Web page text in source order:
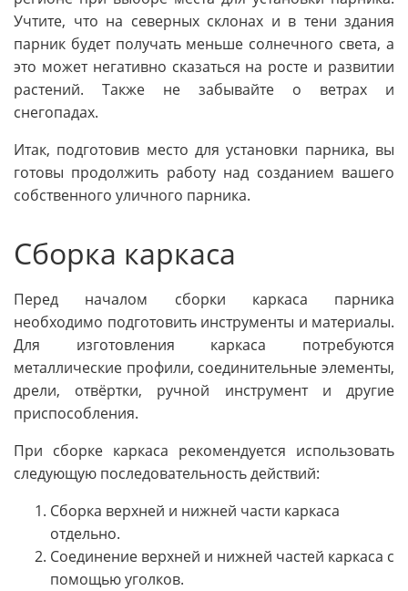
Учтите, что на северных склонах и в тени здания
парник будет получать меньше солнечного света, а
это может негативно сказаться на росте и развитии
растений. Также не забывайте о ветрах и
снегопадах.
Итак, подготовив место для установки парника, вы
готовы продолжить работу над созданием вашего
собственного уличного парника.
Сборка каркаса
Перед началом сборки каркаса парника
необходимо подготовить инструменты и материалы.
Для изготовления каркаса потребуются
металлические профили, соединительные элементы,
дрели, отвёртки, ручной инструмент и другие
приспособления.
При сборке каркаса рекомендуется использовать
следующую последовательность действий:
Сборка верхней и нижней части каркаса
отдельно.
Соединение верхней и нижней частей каркаса с
помощью уголков.